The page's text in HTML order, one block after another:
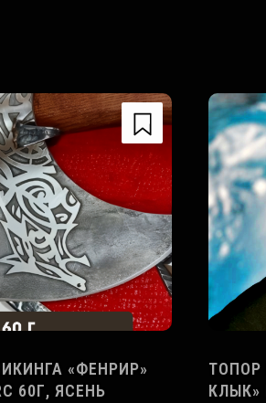
«ФЕНРИР»
60Г, ЯСЕНЬ
ТОПОР
КЛЫК»